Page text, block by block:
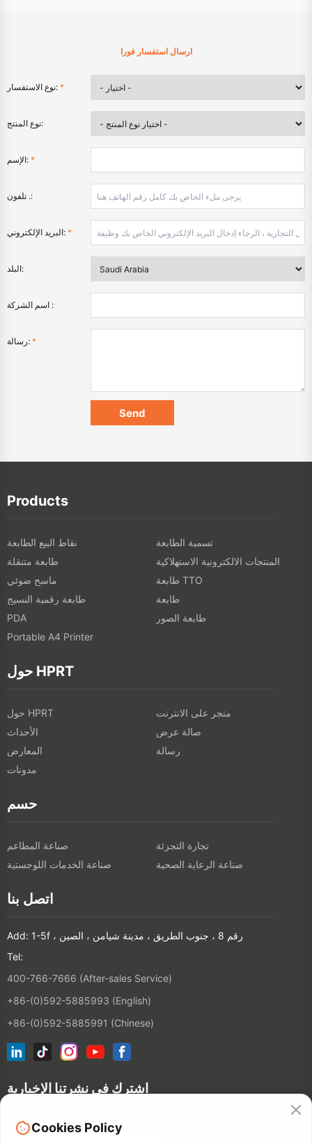
ارسال استفسار فورا
نوع الاستفسار: *
نوع المنتج:
الإسم: *
تلفون .:
البريد الإلكتروني: *
البلد:
اسم الشركة :
رسالة: *
Products
نقاط البيع الطابعة
تسمية الطابعة
طابعة متنقلة
المنتجات الالكترونية الاستهلاكية
ماسح ضوئي
طابعة TTO
طابعة رقمية النسيج
طابعة
PDA
طابعة الصور
Portable A4 Printer
حول HPRT
حول HPRT
متجر على الانترنت
الأحداث
صالة عرض
المعارض
رسالة
مدونات
حسم
صناعة المطاعم
تجارة التجزئة
صناعة الخدمات اللوجستية
صناعة الرعاية الصحية
اتصل بنا
Add: 1-5f ، رقم 8 ، جنوب الطريق ، مدينة شيامن ، الصين
Tel:
400-766-7666 (After-sales Service)
+86-(0)592-5885993 (English)
+86-(0)592-5885991 (Chinese)
اشترك في نشرتنا الإخبارية
Cookies Policy